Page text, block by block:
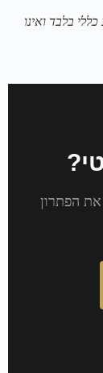
בלבד ואינו
את הפתרון